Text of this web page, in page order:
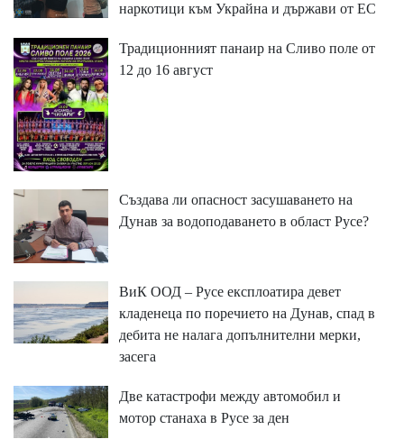
наркотици към Украйна и държави от ЕС
Традиционният панаир на Сливо поле от
12 до 16 август
Създава ли опасност засушаването на
Дунав за водоподаването в област Русе?
ВиК ООД – Русе експлоатира девет
кладенеца по поречието на Дунав, спад в
дебита не налага допълнителни мерки,
засега
Две катастрофи между автомобил и
мотор станаха в Русе за ден